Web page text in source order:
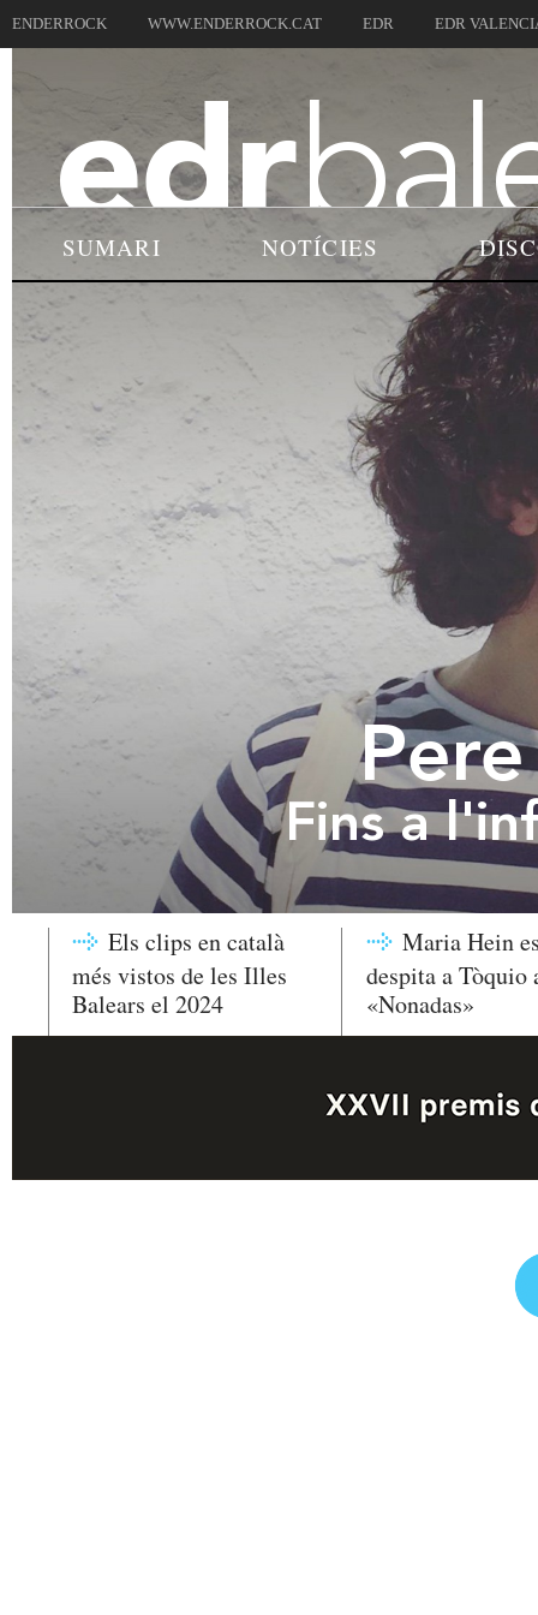
ENDERROCK WWW.ENDERROCK.CAT EDR EDR
SUMARI NOTÍCIES
Fins a
Els clips en català
més vistos de les Illes
Balears el 2024
Maria Hein
despita a Tòquio
«Nonadas»